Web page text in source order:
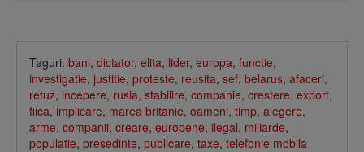
Taguri: bani, dictator, elita, lider, europa, functie,
investigatie, justitie, proteste, reusita, sef, belarus, afaceri,
refuz, incepere, rusia, stabilire, companie, crestere, export,
fiica, implicare, marea britanie, oameni, timp, alegere,
arme, companii, creare, europene, ilegal, miliarde,
populatie, presedinte, publicare, taxe, telefonie mobila